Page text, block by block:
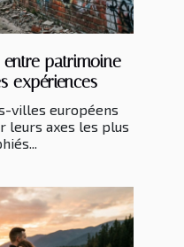
patrimoine
expériences
villes européens
leurs axes les plus